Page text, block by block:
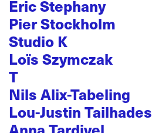
Eric Stephany
Pier Stockholm
Studio K
Loïs Szymczak
T
Nils Alix-Tabeling
Lou-Justin Tailhades